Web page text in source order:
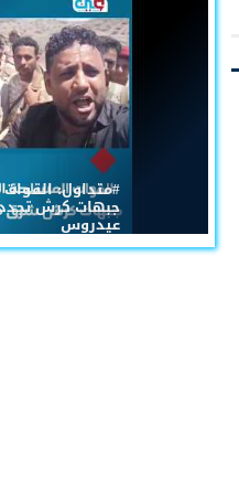
#متداول:
جبهات كرش تجدد
عيدروس